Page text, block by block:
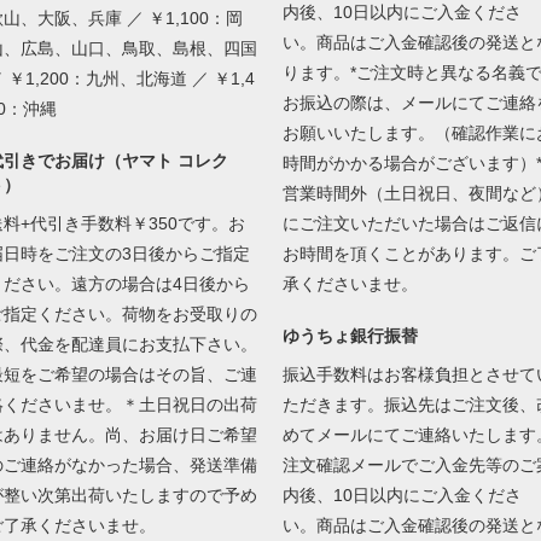
山、大阪、兵庫 ／ ￥1,100：岡
、広島、山口、鳥取、島根、四国
￥1,200：九州、北海道 ／ ￥1,4
：沖縄
引きでお届け（ヤマト コレク
料+代引き手数料￥350です。お
日時をご注文の3日後からご指定
ださい。遠方の場合は4日後から
指定ください。荷物をお受取りの
代金を配達員にお支払下さい。
短をご希望の場合はその旨、ご連
くださいませ。＊土日祝日の出荷
ありません。尚、お届け日ご希望
ご連絡がなかった場合、発送準備
整い次第出荷いたしますので予め
承くださいませ。
内後、10日以内にご入金くださ
い。商品はご入金確認後の発送と
ります。*ご注文時と異なる名義で
お振込の際は、メールにてご連絡
お願いいたします。（確認作業に
時間がかかる場合がございます）*
営業時間外（土日祝日、夜間など
にご注文いただいた場合はご返信
お時間を頂くことがあります。ご
承くださいませ。
ゆうちょ銀行振替
振込手数料はお客様負担とさせて
ただきます。振込先はご注文後、
めてメールにてご連絡いたします
注文確認メールでご入金先等のご
内後、10日以内にご入金くださ
い。商品はご入金確認後の発送と